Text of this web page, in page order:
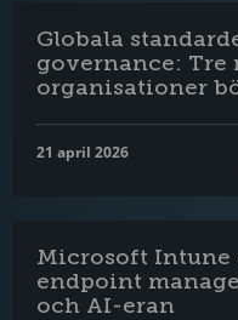
Globala
governance: Tre
organisationer
21 april 2026
Microsoft Intune
endpoint
och AI-eran